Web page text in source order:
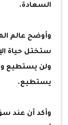
السعادة.
وأوضح عالم
ستختل حياة
ولن يستطيع
يستطيع.
وأكد أن عند